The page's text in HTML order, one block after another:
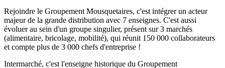
Rejoindre le Groupement Mousquetaires, c'est intégrer un acteur
majeur de la grande distribution avec 7 enseignes. C'est aussi
évoluer au sein d'un groupe singulier, présent sur 3 marchés
(alimentaire, bricolage, mobilité), qui réunit 150 000 collaborateurs
et compte plus de 3 000 chefs d'entreprise !
Intermarché, c'est l'enseigne historique du Groupement